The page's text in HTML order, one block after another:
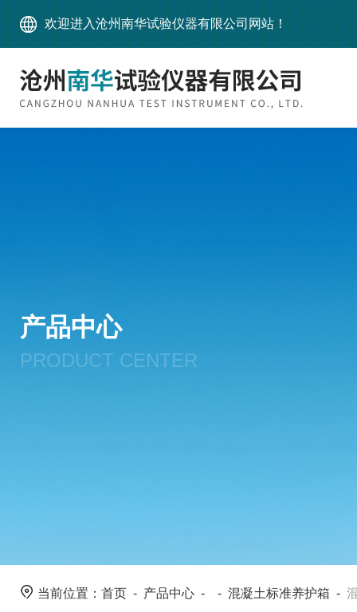
欢迎进入沧州南华试验仪器有限公司网站！
产品中心
PRODUCT CENTER
当前位置： 首页 - 产品中心 - - 混凝土标准养护箱 -